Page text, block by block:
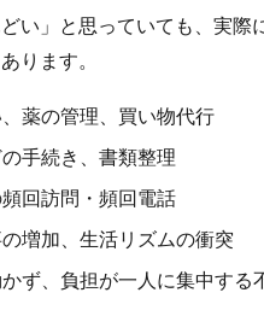
どい」と思っていても、実
ります。
薬の管理、買い物代行
手続き、書類整理
回訪問・頻回電話
増加、生活リズムの衝突
ず、負担が一人に集中する